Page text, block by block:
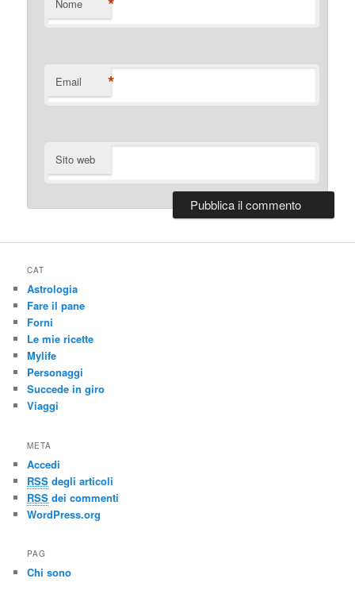
Nome
Email *
Sito web
CAT
Astrologia
Fare il pane
Forni
Le mie ricette
Mylife
Personaggi
Succede in giro
Viaggi
META
Accedi
RSS degli articoli
RSS dei commenti
WordPress.org
PAG
Chi sono